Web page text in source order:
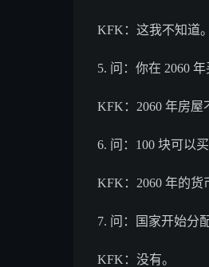
KFK：这我不知道
5. 问：你在 2060 年
KFK：2060 年房屋
6. 问：100 块可以
KFK：2060 年的货
7. 问：国家开始分
KFK：没有。